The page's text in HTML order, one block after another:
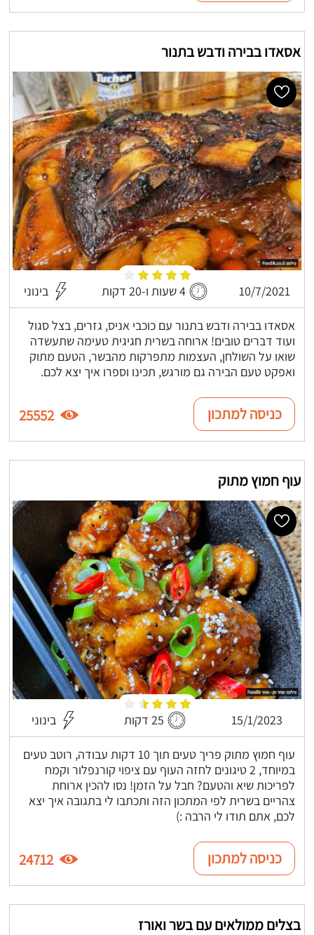
אסאדו בבירה ודבש בתנור
10/7/2021 4 שעות ו-20 דקות בינוני
אסאדו בבירה ודבש בתנור עם כוכבי אניס, גזרים, בצל סגול
ועוד דברים טובים! ארוחה בשרית חגיגית טעימה שתעשדה
שואו על השולחן, העצמות מתפרקות מהבשר, הטעם מתוק
ואפקט טעם הבירה גם מורגש, תכינו וספרו איך יצא לכם.
כניסה למתכון 25552
עוף חמוץ מתוק
15/1/2023 25 דקות בינוני
עוף חמוץ מתוק פריך טעים תוך 10 דקות עבודה, רוטב טעים
במיוחד, 2 טיגונים לחזה העוף עם ציפוי קורנפלור וקמח
לפריכות שיא והטעם? חבל על הזמן! נסו להכין ארוחת
צהריים בשרית לפי המתכון הזה ותכתבו לי בתגובה איך יצא
לכם, אתם תודו לי הרבה :)
כניסה למתכון 24712
בצלים ממולאים עם בשר ואורז